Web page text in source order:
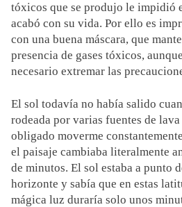
tóxicos que se produjo le impidió
acabó con su vida. Por ello es
con una buena máscara, que
presencia de gases tóxicos,
necesario extremar las
El sol todavía no había salido
rodeada por varias fuentes de
obligado moverme
el paisaje cambiaba literalmente
de minutos. El sol estaba a punto
horizonte y sabía que en estas
mágica luz duraría solo unos